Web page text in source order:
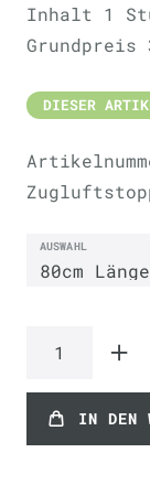
Inhalt 1
Grundpreis
DIESER
AUSWAHL
IN DEN